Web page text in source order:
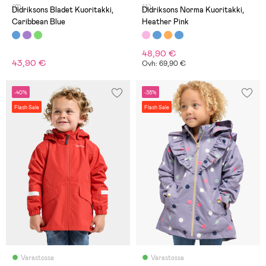
(2)
Didriksons Bladet Kuoritakki,
Caribbean Blue
43,90 €
(4)
Didriksons Norma Kuoritakki,
Heather Pink
48,90 €
Ovh: 69,90 €
-40%
Flash Sale
Varastossa
-38%
Flash Sale
Varastossa